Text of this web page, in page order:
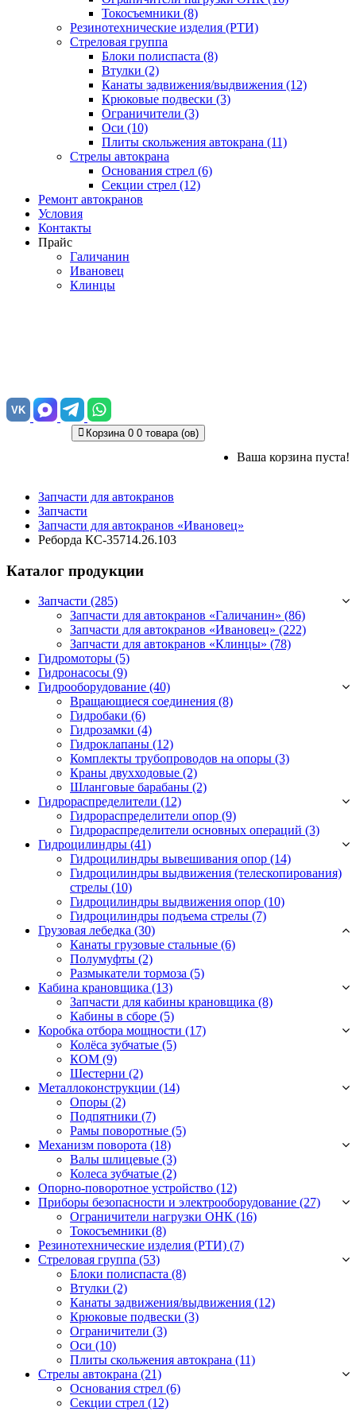
Токосъемники (8)
Резинотехнические изделия (РТИ)
Стреловая группа
Блоки полиспаста (8)
Втулки (2)
Канаты задвижения/выдвижения (12)
Крюковые подвески (3)
Ограничители (3)
Оси (10)
Плиты скольжения автокрана (11)
Стрелы автокрана
Основания стрел (6)
Секции стрел (12)
Ремонт автокранов
Условия
Контакты
Прайс
Галичанин
Ивановец
Клинцы
VK
Корзина 0 0 товара (ов)
Ваша корзина пуста!
Запчасти для автокранов
Запчасти
Запчасти для автокранов «Ивановец»
Реборда КС-35714.26.103
Каталог продукции
Запчасти (285)
Запчасти для автокранов «Галичанин» (86)
Запчасти для автокранов «Ивановец» (222)
Запчасти для автокранов «Клинцы» (78)
Гидромоторы (5)
Гидронасосы (9)
Гидрооборудование (40)
Вращающиеся соединения (8)
Гидробаки (6)
Гидрозамки (4)
Гидроклапаны (12)
Комплекты трубопроводов на опоры (3)
Краны двухходовые (2)
Шланговые барабаны (2)
Гидрораспределители (12)
Гидрораспределители опор (9)
Гидрораспределители основных операций (3)
Гидроцилиндры (41)
Гидроцилиндры вывешивания опор (14)
Гидроцилиндры выдвижения (телескопирования)
стрелы (10)
Гидроцилиндры выдвижения опор (10)
Гидроцилиндры подъема стрелы (7)
Грузовая лебедка (30)
Канаты грузовые стальные (6)
Полумуфты (2)
Размыкатели тормоза (5)
Кабина крановщика (13)
Запчасти для кабины крановщика (8)
Кабины в сборе (5)
Коробка отбора мощности (17)
Колёса зубчатые (5)
КОМ (9)
Шестерни (2)
Металлоконструкции (14)
Опоры (2)
Подпятники (7)
Рамы поворотные (5)
Механизм поворота (18)
Валы шлицевые (3)
Колеса зубчатые (2)
Опорно-поворотное устройство (12)
Приборы безопасности и электрооборудование (27)
Ограничители нагрузки ОНК (16)
Токосъемники (8)
Резинотехнические изделия (РТИ) (7)
Стреловая группа (53)
Блоки полиспаста (8)
Втулки (2)
Канаты задвижения/выдвижения (12)
Крюковые подвески (3)
Ограничители (3)
Оси (10)
Плиты скольжения автокрана (11)
Стрелы автокрана (21)
Основания стрел (6)
Секции стрел (12)